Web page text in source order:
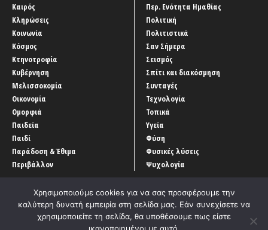
Καιρός
Κληρώσεις
Κοινωνία
Κόσμος
Κτηνοτροφία
Κυβέρνηση
Μελισσοκομία
Οικονομία
Ομορφιά
Παιδεία
Παιδί
Παράδοση & Έθιμα
Περιβάλλον
Περ. Ενότητα Ημαθίας
Πολιτική
Πολιτιστικά
Σαν Σήμερα
Σεισμός
Σπίτι και διακόσμηση
Συνταγές
Τεχνολογία
Τοπικά
Υγεία
Φύση
Φυσικές λύσεις
Ψυχολογία
Χρησιμοποιούμε cookies για να σας προσφέρουμε την
καλύτερη δυνατή εμπειρία στη σελίδα μας. Εάν συνεχίσετε να
χρησιμοποιείτε τη σελίδα, θα υποθέσουμε πως είστε